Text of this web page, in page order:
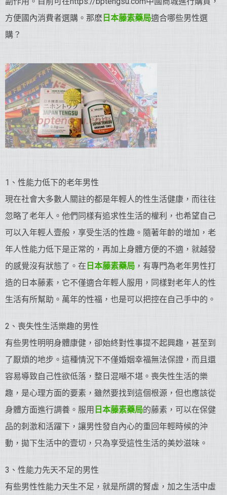
方便國內消費者選購。那麽 日本藤素藥局適合哪些男性選
購？
1、性能力低下的老年男性
現在社會大多數人關註的都是年輕人的性生活健康，而往往
忽略了老年人。他們同樣有追求性生活的權利，也希望自己
可以入年輕人壹般，享受生活的性趣。隨著年齡的增加，老
年人性能力低下是正常的，再加上身體方便的不適，就越發
的感覺沒有狀態了。在 日本藤素藥局 ，有專門為老年男性打
造的日本藤素，它不僅適合年輕人服用，同樣對老年人的性
生活有所幫助。萬年的性福，也是可以把控在自己手中的。
2、喪失性生活樂趣的男性
有些男性明明身體康健，卻始終對性事提不起興趣，甚至到
了厭煩的地步。這種情況下不僅婚姻幸福無法保證，而且還
容易導致自己性欲低落，整日混噸不堪。喪失性生活的樂
趣，是心理方面的要素，雖然要找到這個根源，但也應該從
身體方面進行調養。服用 日本藤素藥局的藤素，可以在保健
品的刺激和活躍下，讓男性發自內心的重回年輕時候的沖
動，拋下生活中的壹切，只為享受這性生活的美妙滋味。
3、性能力先天不足的男性
有些男性性能力天生不足，就是所謂的腎虛，加之生活中虛